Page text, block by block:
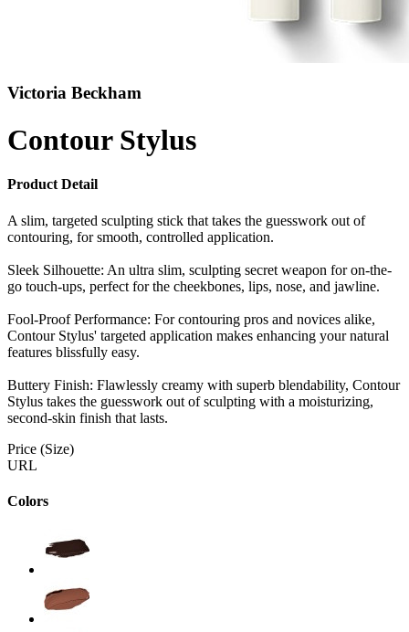
Victoria Beckham
Contour Stylus
Product Detail
A slim, targeted sculpting stick that takes the guesswork out of
contouring, for smooth, controlled application.
Sleek Silhouette: An ultra slim, sculpting secret weapon for on-the-
go touch-ups, perfect for the cheekbones, lips, nose, and jawline.
Fool-Proof Performance: For contouring pros and novices alike,
Contour Stylus' targeted application makes enhancing your natural
features blissfully easy.
Buttery Finish: Flawlessly creamy with superb blendability, Contour
Stylus takes the guesswork out of sculpting with a moisturizing,
second-skin finish that lasts.
Price (Size)
URL
Colors